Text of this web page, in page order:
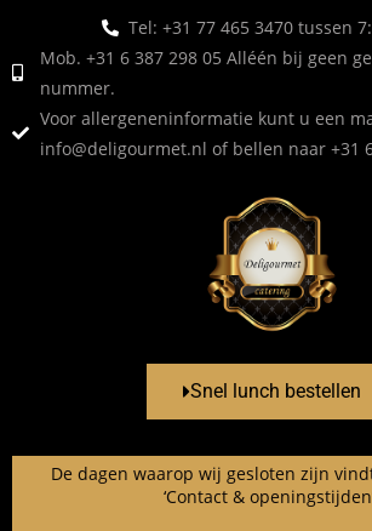
Tel: +31 77 465 3470 tussen
Mob. +31 6 387 298 05 Alléén bij geen
nummer.
Voor allergeneninformatie kunt u een
info@deligourmet.nl of bellen naar +31
Snel lunch bestellen
De dagen waarop wij gesloten zijn
‘Contact &